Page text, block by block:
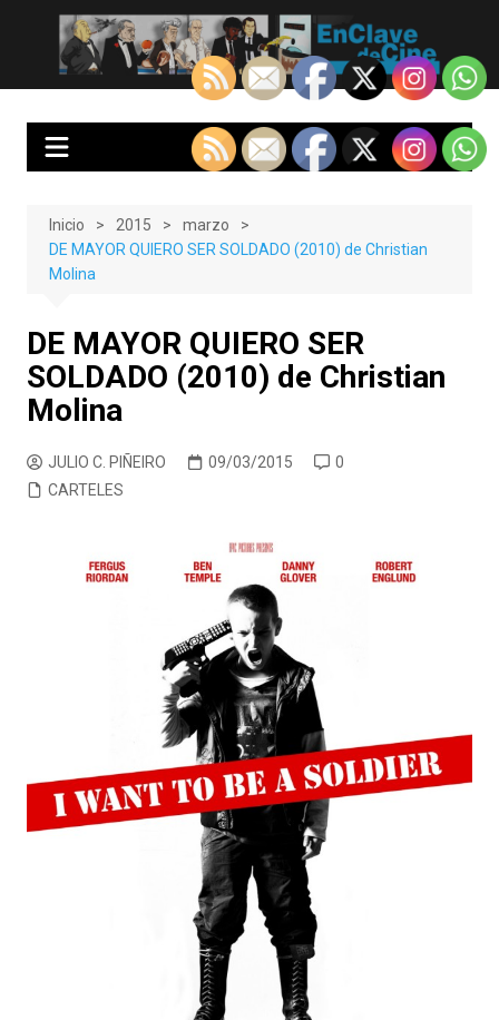
contenido
EnClave de Cine
Crítica cinematográfica y audiovisual. Punto de encuentro para los
amantes del cine y las series
Inicio 2015
marzo
DE MAYOR QUIERO SER SOLDADO (2010) de Christian
Molina
DE MAYOR QUIERO SER
SOLDADO (2010) de Christian
Molina
JULIO C. PIÑEIRO 09/03/2015
0
CARTELES